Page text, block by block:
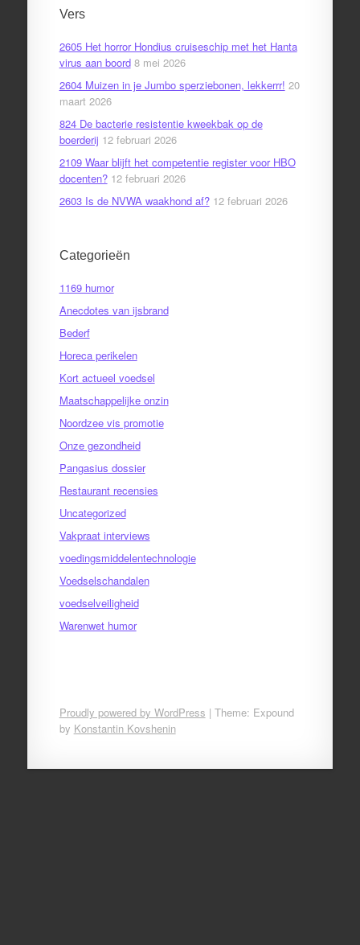
Vers
2605 Het horror Hondius cruiseschip met het Hanta
virus aan boord 8 mei 2026
2604 Muizen in je Jumbo sperziebonen, lekkerrr! 20
maart 2026
824 De bacterie resistentie kweekbak op de
boerderij 12 februari 2026
2109 Waar blijft het competentie register voor HBO
docenten? 12 februari 2026
2603 Is de NVWA waakhond af? 12 februari 2026
Categorieën
1169 humor
Anecdotes van ijsbrand
Bederf
Horeca perikelen
Kort actueel voedsel
Maatschappelijke onzin
Noordzee vis promotie
Onze gezondheid
Pangasius dossier
Restaurant recensies
Uncategorized
Vakpraat interviews
voedingsmiddelentechnologie
Voedselschandalen
voedselveiligheid
Warenwet humor
Proudly powered by WordPress | Theme: Expound
by Konstantin Kovshenin